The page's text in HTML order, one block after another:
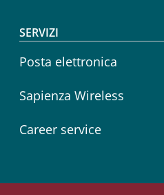
SERVIZI
Posta elettronica
Sapienza Wireless
Career service